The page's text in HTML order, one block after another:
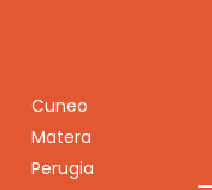
Cuneo
Matera
Perugia